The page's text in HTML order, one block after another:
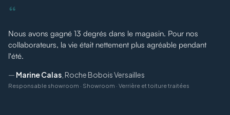
“
Nous avons gagné 13 degrés dans le magasin. Pour nos
collaborateurs, la vie était nettement plus agréable pendant
l'été.
— Marine Calas Roche Bobois Versailles
Responsable showroom · Showroom · Verrière et toiture traitées